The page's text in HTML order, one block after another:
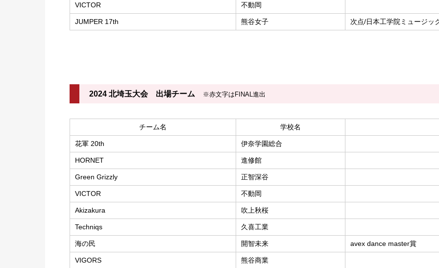
VICTOR 不動岡
JUMPER 17th 熊谷女子 次点/日本工学院ミュージッ
2024 北埼玉大会 出場チーム ※赤文字はFINAL進出
チーム名 学校名
花軍 20th 伊奈学園総合
HORNET 進修館
Green Grizzly 正智深谷
VICTOR 不動岡
Akizakura 吹上秋桜
Techniqs 久喜工業
海の民 開智未来 avex dance master賞
VIGORS 熊谷商業